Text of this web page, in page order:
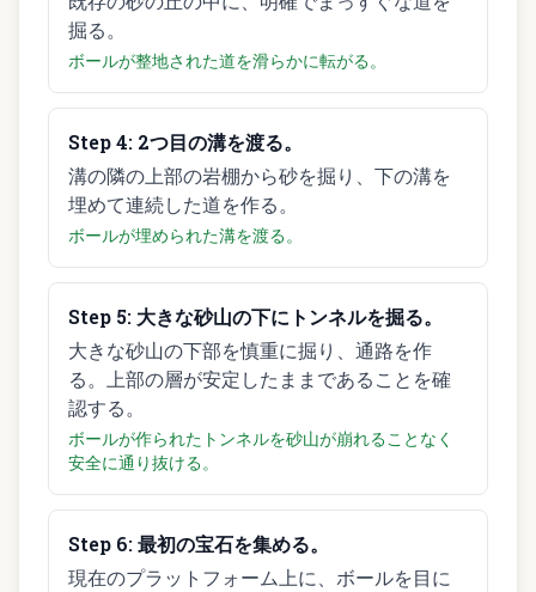
掘る。
ボールが整地された道を滑らかに転がる。
Step4: 2つ目の溝を渡る。
溝の隣の上部の岩棚から砂を掘り、下の溝を
埋めて連続した道を作る。
ボールが埋められた溝を渡る。
Step 5: 大きな砂山の下にトンネルを掘る。
大きな砂山の下部を慎重に掘り、通路を作
る。上部の層が安定したままであることを確
認する。
ボールが作られたトンネルを砂山が崩れることなく
安全に通り抜ける。
Step 6:最初の宝石を集める。
現在のプラットフォーム上に、ボールを目に